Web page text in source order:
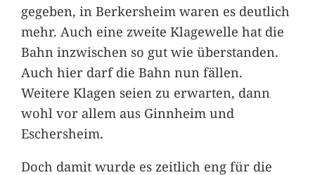
gegeben, in Berkersheim waren es deutlich
mehr. Auch eine zweite Klagewelle hat die
Bahn inzwischen so gut wie überstanden.
Auch hier darf die Bahn nun fällen.
Weitere Klagen seien zu erwarten, dann
wohl vor allem aus Ginnheim und
Eschersheim.
Doch damit wurde es zeitlich eng für die